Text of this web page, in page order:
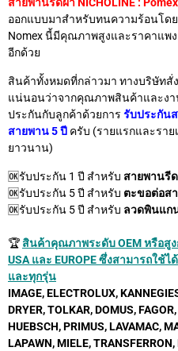
สายพานรีดผ้า NICHOLINE :
ออกแบบมาสำหรับทนความร้อนโด
Nomex นี้มีคุณภาพสูงและราคาแพ
อีกด้วย
สินค้าทั้งหมดที่กล่าวมา ทางบริษัทสั่
แน่นอนว่าจากคุณภาพสินค้าและงา
ประกันกับลูกค้าด้วยการ รับประกัน
สายพาน 5 ปี ครับ (รายแรกและรา
ยาวนาน)
🆗รับประกัน 1 ปี สำหรับ สายพานรีด
🆗รับประกัน 5 ปี สำหรับ ตะขอต่อสา
🆗รับประกัน 5 ปี สำหรับ ลวดพินแกน
🏆 สินค้าคุณภาพระดับ OEM หรือสู
USA และ EUROPE ซึ่งสามารถใช้
และทุกรุ่น
IMAGE, ELECTROLUX,
DRYER, TOLKAR, DOMUS,
HUEBSCH, PRIMUS, LAVAMAC,
LAPAWN, MIELE,